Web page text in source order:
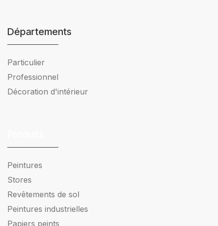
Départements
Particulier
Professionnel
Décoration d'intérieur
Peintures
Stores
Revêtements de sol
Peintures industrielles
Papiers peints